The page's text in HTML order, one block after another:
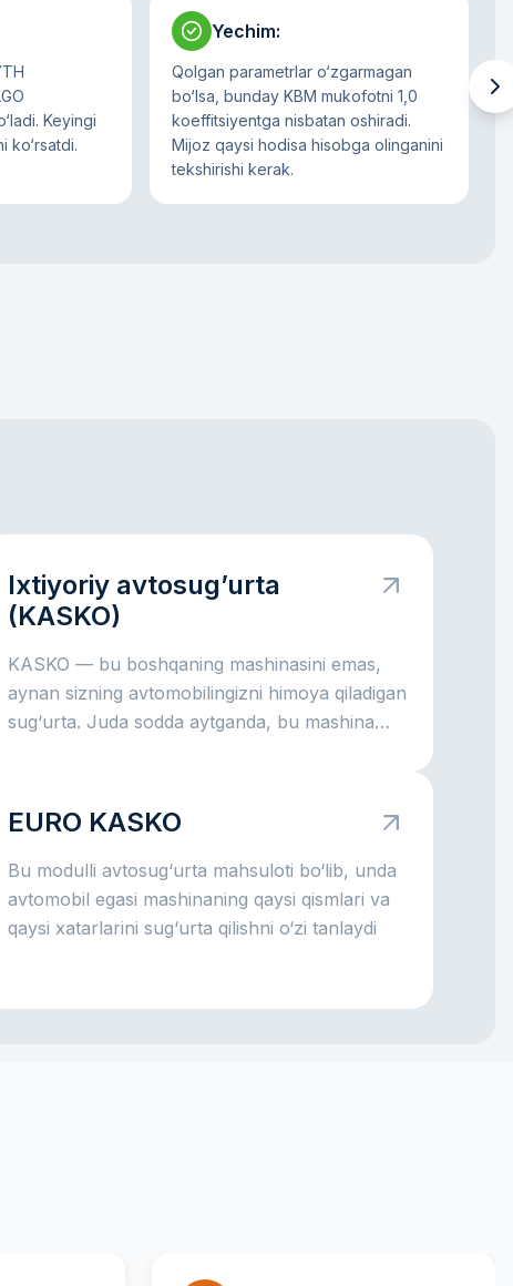
Keyingi
ko‘rsatdi.
Yechim:
Qolgan parametrlar o‘zgarmagan
bo‘lsa, bunday KBM mukofotni 1,0
koeffitsiyentga nisbatan oshiradi.
Mijoz qaysi hodisa hisobga olinganini
tekshirishi kerak.
Ixtiyoriy avtosug’urta
(KASKO)
KASKO — bu boshqaning mashinasini emas,
aynan sizning avtomobilingizni himoya qiladigan
sug‘urta. Juda sodda aytganda, bu mashina
daraxt tushsa yoki hatto mashina o‘g‘irlansa
ham, katta xarajatlarning bir qismini sug‘urta
kompaniyasi o‘z zimmasiga olishi mumkin.
Asosiy g‘oya oddiy: KASKO sizni katta
avtomobil xarajatlari bilan yolg‘iz qoldirmaslikka
EURO KASKO
Bu modulli avtosug‘urta mahsuloti bo‘lib, unda
avtomobil egasi mashinaning qaysi qismlari va
qaysi xatarlarini sug‘urta qilishni o‘zi tanlaydi